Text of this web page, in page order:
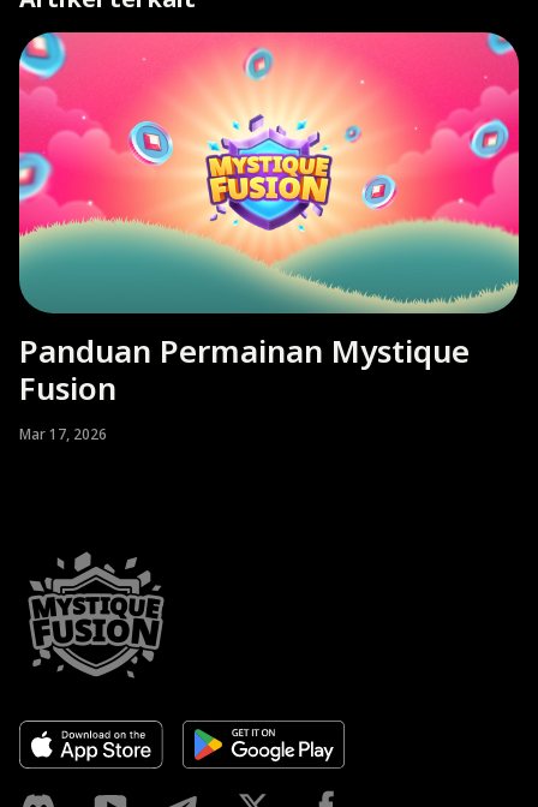
Panduan Permainan Mystique
Fusion
Mar 17, 2026